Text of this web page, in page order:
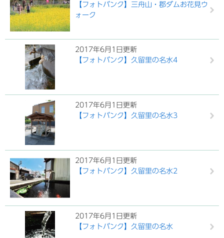
【フォトバンク】三舟山・郡ダムお花見ウ
ォーク
2017年6月1日更新
【フォトバンク】久留里の名水4
2017年6月1日更新
【フォトバンク】久留里の名水3
2017年6月1日更新
【フォトバンク】久留里の名水2
2017年6月1日更新
【フォトバンク】久留里の名水